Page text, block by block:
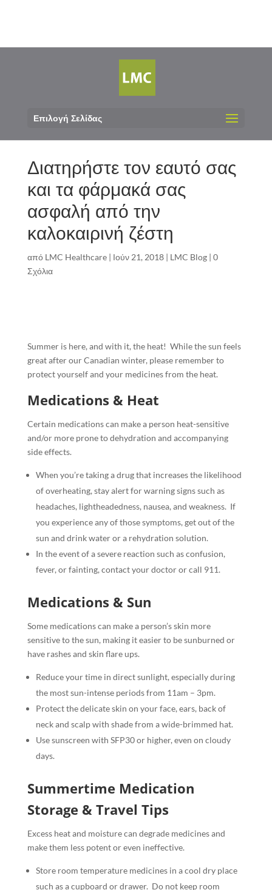
Επιλογή Σελίδας
Διατηρήστε τον εαυτό σας
και τα φάρμακά σας
ασφαλή από την
καλοκαιρινή ζέστη
από LMC Healthcare| Ιούν 21, 2018| LMC Blog| 0
Σχόλια
Summer is here, and with it, the heat! While the sun feels
great after our Canadian winter, please remember to
protect yourself and your medicines from the heat.
Medications & Heat
Certain medications can make a person heat-sensitive
and/or more prone to dehydration and accompanying
side effects.
When you’re taking a drug that increases the likelihood
of overheating, stay alert for warning signs such as
headaches, lightheadedness, nausea, and weakness. If
you experience any of those symptoms, get out of the
sun and drink water or a rehydration solution.
In the event of a severe reaction such as confusion,
fever, or fainting, contact your doctor or call 911.
Medications & Sun
Some medications can make a person’s skin more
sensitive to the sun, making it easier to be sunburned or
have rashes and skin flare ups.
Reduce your time in direct sunlight, especially during
the most sun-intense periods from 11am – 3pm.
Protect the delicate skin on your face, ears, back of
neck and scalp with shade from a wide-brimmed hat.
Use sunscreen with SFP30 or higher, even on cloudy
days.
Summertime Medication
Storage & Travel Tips
Excess heat and moisture can degrade medicines and
make them less potent or even ineffective.
Store room temperature medicines in a cool dry place
such as a cupboard or drawer. Do not keep room